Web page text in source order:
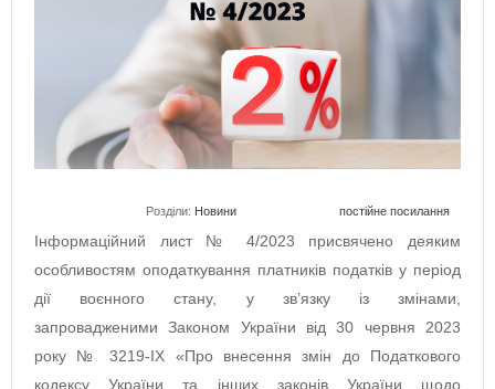
Розділи: Новини постійне посилання
Інформаційний лист № 4/2023 присвячено деяким
особливостям оподаткування платників податків у період
дії воєнного стану, у зв’язку із змінами,
запровадженими Законом України від 30 червня 2023
року № 3219-ІХ «Про внесення змін до Податкового
кодексу України та інших законів України щодо